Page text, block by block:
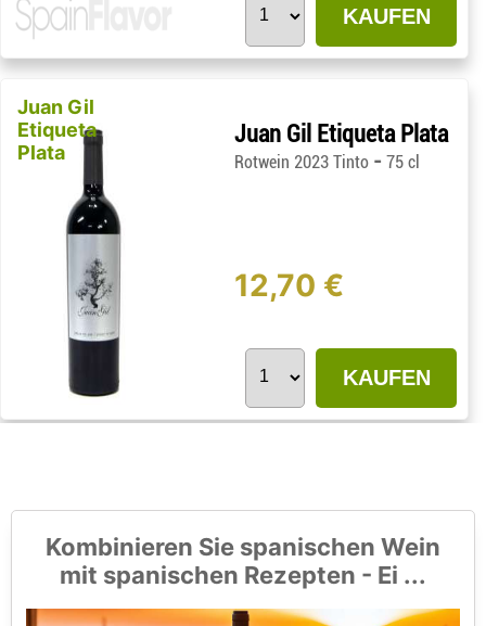
KAUFEN
Juan Gil
Etiqueta
Plata
Juan Gil Etiqueta Plata
Rotwein 2023 Tinto -75 cl
12,70 €
KAUFEN
Kombinieren Sie spanischen Wein
mit spanischen Rezepten - Ei ...